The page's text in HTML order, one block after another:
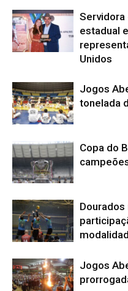
Servidora
estadual
Unidos
Jogos
tonelada
Copa do
Jogos